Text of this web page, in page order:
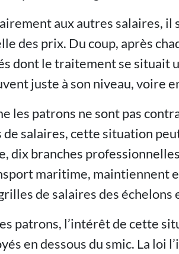
aux autres salaires, il
des prix. Du coup, après
dont le traitement se situait
juste à son niveau, voire
les patrons ne sont pas
salaires, cette situation
dix branches
maritime, maintiennent
de salaires des échelons
patrons, l’intérêt de cette
en dessous du smic. La loi